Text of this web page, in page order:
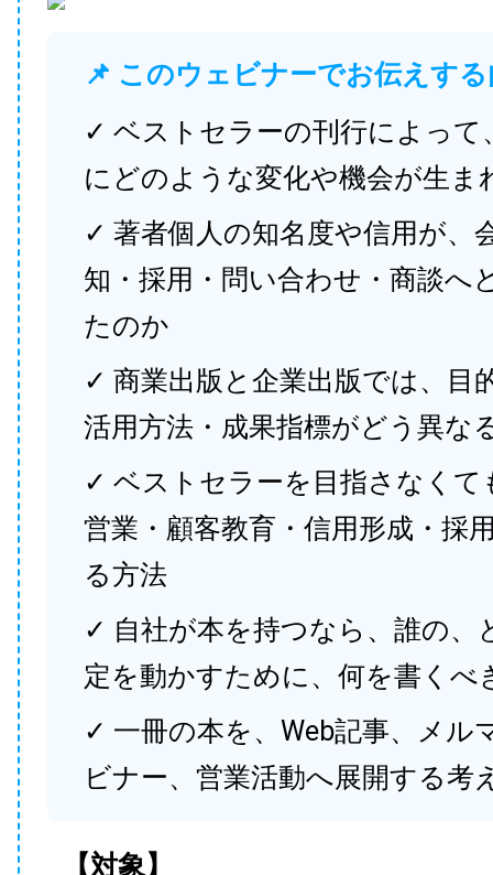
📌 このウェビナーでお伝えす
✓ ベストセラーの刊行によって
にどのような変化や機会が生ま
✓ 著者個人の知名度や信用が、
知・採用・問い合わせ・商談へ
たのか
✓ 商業出版と企業出版では、目
活用方法・成果指標がどう異な
✓ ベストセラーを目指さなくて
営業・顧客教育・信用形成・採
る方法
✓ 自社が本を持つなら、誰の、
定を動かすために、何を書くべ
✓ 一冊の本を、Web記事、メル
ビナー、営業活動へ展開する考
【対象】